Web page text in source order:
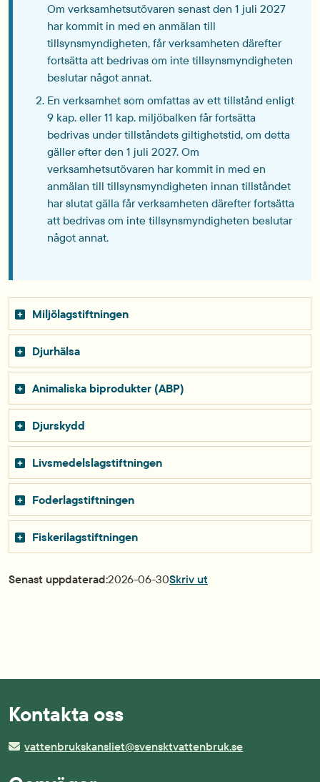
Om verksamhetsutövaren senast den 1 juli 2027
har kommit in med en anmälan till
tillsynsmyndigheten, får verksamheten därefter
fortsätta att bedrivas om inte tillsynsmyndigheten
beslutar något annat.
En verksamhet som omfattas av ett tillstånd enligt
9 kap. eller 11 kap. miljöbalken får fortsätta
bedrivas under tillståndets giltighetstid, om detta
gäller efter den 1 juli 2027. Om
verksamhetsutövaren har kommit in med en
anmälan till tillsynsmyndigheten innan tillståndet
har slutat gälla får verksamheten därefter fortsätta
att bedrivas om inte tillsynsmyndigheten beslutar
något annat.
Miljölagstiftningen
Djurhälsa
Animaliska biprodukter (ABP)
Djurskydd
Livsmedelslagstiftningen
Foderlagstiftningen
Fiskerilagstiftningen
Senast uppdaterad:2026-06-30Skriv ut
Kontakta oss
vattenbrukskansliet@svensktvattenbruk.se